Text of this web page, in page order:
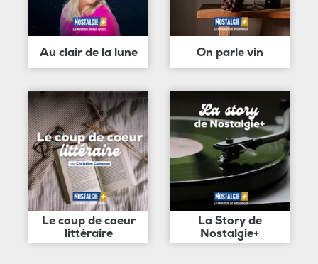
Au clair de la lune On parle vin
Le coup de coeur
littéraire
La Story de
Nostalgie+